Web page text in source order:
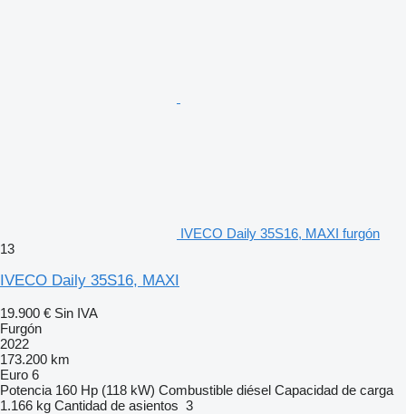
IVECO Daily 35S16, MAXI furgón
13
IVECO Daily 35S16, MAXI
19.900 € Sin IVA
Furgón
2022
173.200 km
Euro 6
Potencia 160 Hp (118 kW) Combustible diésel Capacidad de carga
1.166 kg Cantidad de asientos 3